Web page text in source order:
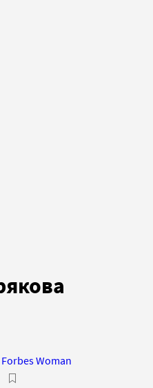
Forbes Woman